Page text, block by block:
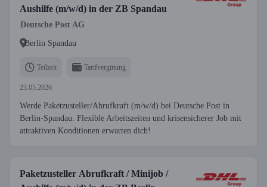
Aushilfe (m/w/d) in der ZB Spandau
Deutsche Post AG
Berlin Spandau
Teilzeit Tarifvergütung
23.05.2026
Werde Paketzusteller/Abrufkraft (m/w/d) bei Deutsche Post in
Berlin-Spandau. Flexible Arbeitszeiten und krisensicherer Job mit
attraktiven Konditionen erwarten dich!
Paketzusteller Abrufkraft / Minijob /